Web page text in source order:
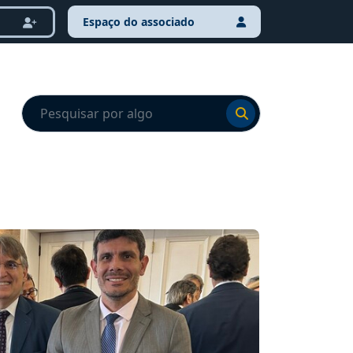
Espaço do associado
Ir para o resultado
Ir para o resultado